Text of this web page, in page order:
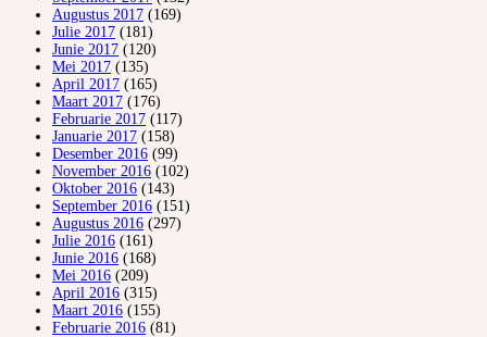
Augustus 2017 (169)
Julie 2017 (181)
Junie 2017 (120)
Mei 2017 (135)
April 2017 (165)
Maart 2017 (176)
Februarie 2017 (117)
Januarie 2017 (158)
Desember 2016 (99)
November 2016 (102)
Oktober 2016 (143)
September 2016 (151)
Augustus 2016 (297)
Julie 2016 (161)
Junie 2016 (168)
Mei 2016 (209)
April 2016 (315)
Maart 2016 (155)
Februarie 2016 (81)